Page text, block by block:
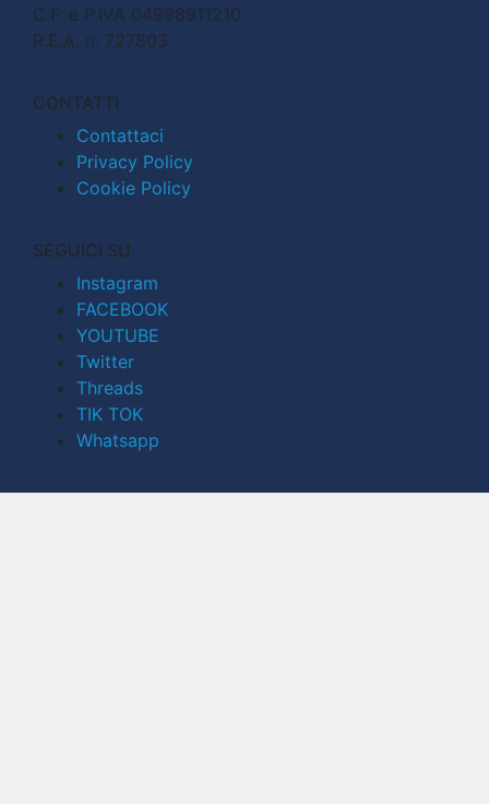
C.F. e P.IVA 04998911210
R.E.A. n. 727803
CONTATTI
Contattaci
Privacy Policy
Cookie Policy
SEGUICI SU
Instagram
FACEBOOK
YOUTUBE
Twitter
Threads
TIK TOK
Whatsapp